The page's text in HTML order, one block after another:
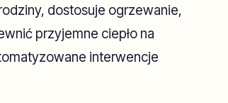
dostosuje ogrzewanie,
przyjemne ciepło na
interwencje